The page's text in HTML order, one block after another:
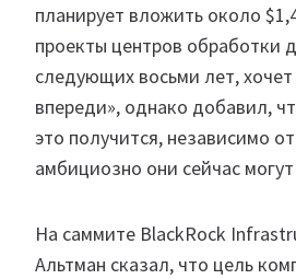
планирует вложить около
проекты центров обработки
следующих восьми лет,
впереди», однако добавил,
это получится, независимо
амбициозно они сейчас
На саммите BlackRock
Альтман сказал, что цель